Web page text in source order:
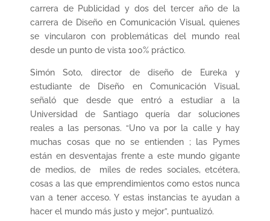
carrera de Publicidad y dos del tercer año de la
carrera de Diseño en Comunicación Visual, quienes
se vincularon con problemáticas del mundo real
desde un punto de vista 100% práctico.
Simón Soto, director de diseño de Eureka y
estudiante de Diseño en Comunicación Visual,
señaló que desde que entró a estudiar a la
Universidad de Santiago quería dar soluciones
reales a las personas. “Uno va por la calle y hay
muchas cosas que no se entienden ; las Pymes
están en desventajas frente a este mundo gigante
de medios, de miles de redes sociales, etcétera,
cosas a las que emprendimientos como estos nunca
van a tener acceso. Y estas instancias te ayudan a
hacer el mundo más justo y mejor”, puntualizó.